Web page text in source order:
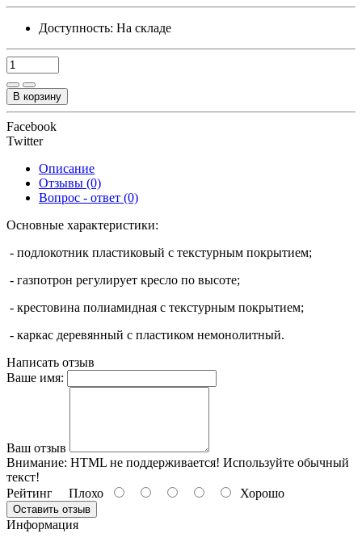
Доступность: На складе
В корзину
Facebook
Twitter
Описание
Отзывы (0)
Вопрос - ответ (0)
Основные характеристики:
- подлокотник пластиковый с текстурным покрытием;
- газпотрон регулирует кресло по высоте;
- крестовина полиамидная с текстурным покрытием;
- каркас деревянный с пластиком немонолитный.
Написать отзыв
Ваше имя:
Ваш отзыв
Внимание: HTML не поддерживается! Используйте обычный
текст!
Рейтинг Плохо Хорошо
Оставить отзыв
Информация